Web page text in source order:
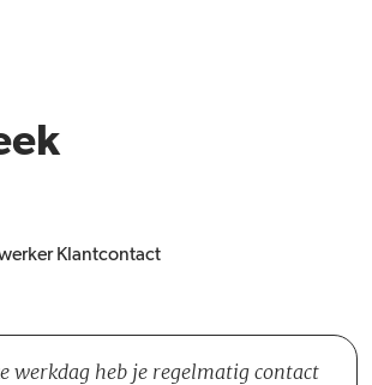
Klantcontact
werkdag heb je regelmatig contact